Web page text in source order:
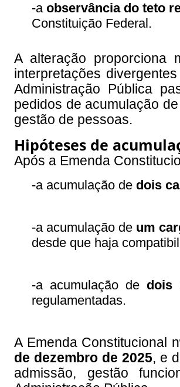
-aobservância do teto
Constituição Federal.
A alteração proporciona
interpretações
Administração Pública
pedidos de acumulação
gestão de pessoas.
Hipóteses de
Após a Emenda
-a acumulação de dois
-a acumulação de um
desde que haja
-a acumulação de dois
regulamentadas.
A Emenda Constitucional
de dezembro de 2025, e
admissão, gestão